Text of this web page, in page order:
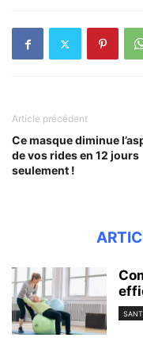
Article précédent
Ce masque diminue
de vos rides en 12 jours
seulement !